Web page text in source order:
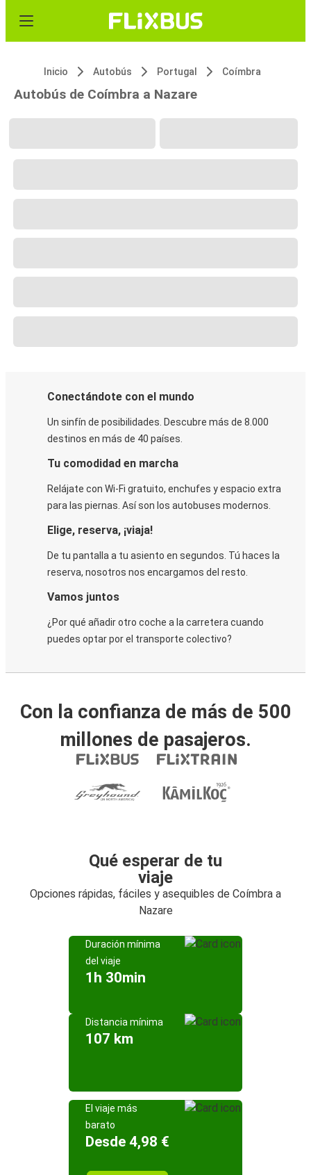
Inicio Autobús Portugal Coímbra
Autobús de Coímbra a Nazare
Conectándote con el mundo
Un sinfín de posibilidades. Descubre más de 8.000
destinos en más de 40 países.
Tu comodidad en marcha
Relájate con Wi-Fi gratuito, enchufes y espacio extra
para las piernas. Así son los autobuses modernos.
Elige, reserva, ¡viaja!
De tu pantalla a tu asiento en segundos. Tú haces la
reserva, nosotros nos encargamos del resto.
Vamos juntos
¿Por qué añadir otro coche a la carretera cuando
puedes optar por el transporte colectivo?
Con la confianza de más de 500
millones de pasajeros.
Qué esperar de tu
viaje
Opciones rápidas, fáciles y asequibles de Coímbra a
Nazare
Duración mínima
del viaje
1h 30min
Distancia mínima
107 km
El viaje más
barato
Desde 4,98 €